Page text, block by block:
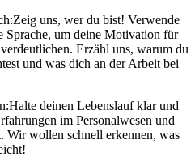
Zeig uns, wer du bist! Verwende
Sprache, um deine Motivation für
Erzähl uns, warum du
und was dich an der Arbeit bei
Halte deinen Lebenslauf klar und
im Personalwesen und
Wir wollen schnell erkennen, was